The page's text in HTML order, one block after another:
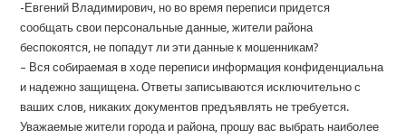
-Евгений Владимирович, но во время переписи придется
сообщать свои персональные данные, жители района
беспокоятся, не попадут ли эти данные к мошенникам?
– Вся собираемая в ходе переписи информация конфиденциальна
и надежно защищена. Ответы записываются исключительно с
ваших слов, никаких документов предъявлять не требуется.
Уважаемые жители города и района, прошу вас выбрать наиболее